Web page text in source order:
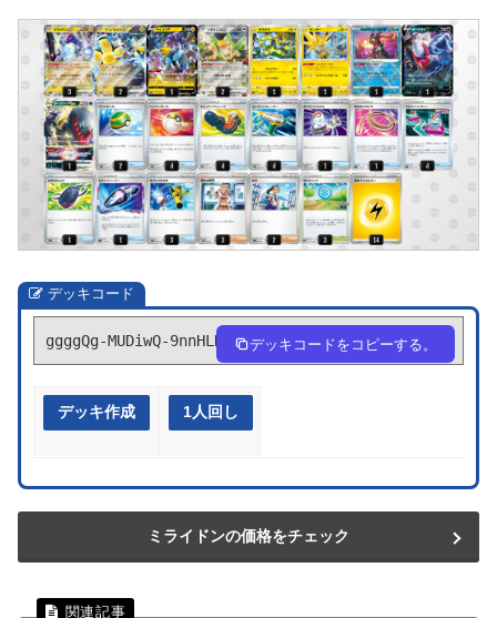
デッキコード
ggggQg-MUDiwQ-9nnHLH デッキコードをコピーする。
デッキ作成 1人回し
ミライドンの価格をチェック